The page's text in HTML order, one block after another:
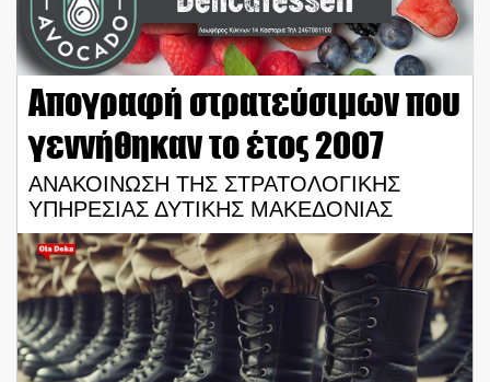
Απογραφή στρατεύσιμων που
γεννήθηκαν το έτος 2007
ΑΝΑΚΟΙΝΩΣΗ ΤΗΣ ΣΤΡΑΤΟΛΟΓΙΚΗΣ
ΥΠΗΡΕΣΙΑΣ ΔΥΤΙΚΗΣ ΜΑΚΕΔΟΝΙΑΣ